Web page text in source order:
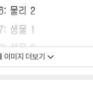
이미지 더보기